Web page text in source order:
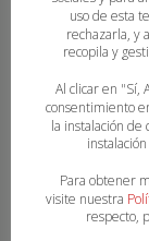
uso de esta
rechazarla, y
recopila y
Al clicar en "Sí,
consentimiento
la instalación de
Para obtener
visite nuestra
respecto,